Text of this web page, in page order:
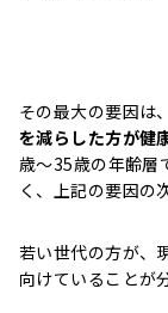
その最大の要因は
を減らした方が健
歳～35歳の年齢層
く、上記の要因の
若い世代の方が、
向けていることが